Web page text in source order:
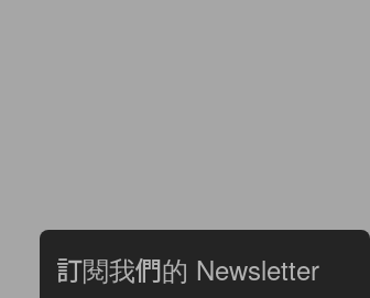
訂閱我們的 Newsletter